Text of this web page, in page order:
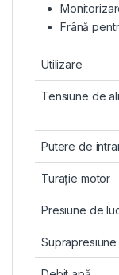
Frână
Utilizare
Tensiune de
Putere de
Turație motor
Presiune de
Suprapresiune